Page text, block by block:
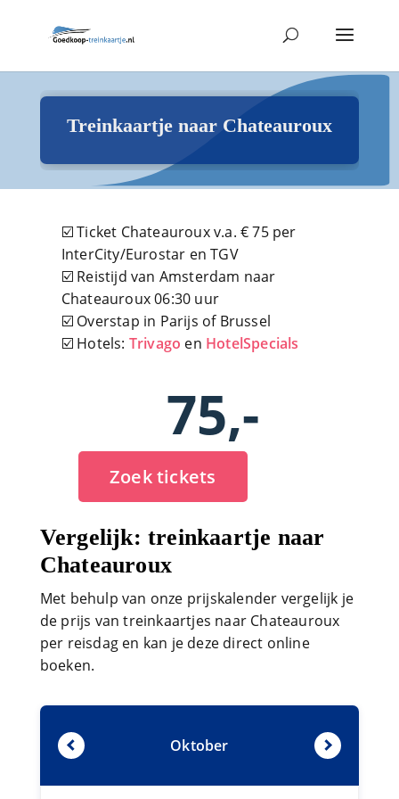
Treinkaartje naar Chateauroux
☑️ Ticket Chateauroux v.a. € 75 per
InterCity/Eurostar en TGV
☑️ Reistijd van Amsterdam naar
Chateauroux 06:30 uur
☑️ Overstap in Parijs of Brussel
☑️ Hotels: Trivago en HotelSpecials
75,-
Zoek tickets
Vergelijk: treinkaartje naar
Chateauroux
Met behulp van onze prijskalender vergelijk je
de prijs van treinkaartjes naar Chateauroux
per reisdag en kan je deze direct online
boeken.
Oktober